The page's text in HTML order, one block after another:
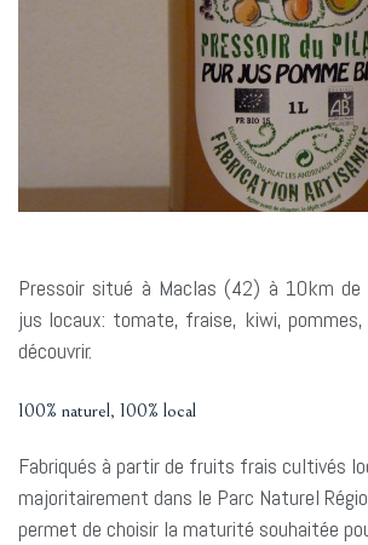
Pressoir situé à Maclas (42) à 10km de
jus locaux: tomate, fraise, kiwi,
découvrir.
100% naturel, 100% local
Fabriqués à partir de fruits frais cultivés
majoritairement dans le Parc Naturel
permet de choisir la maturité souhaitée